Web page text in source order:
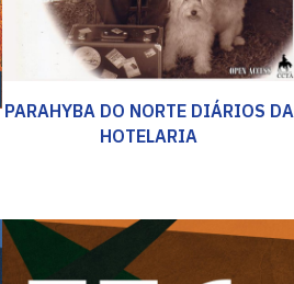
PARAHYBA DO NORTE DIÁRIOS DA
HOTELARIA